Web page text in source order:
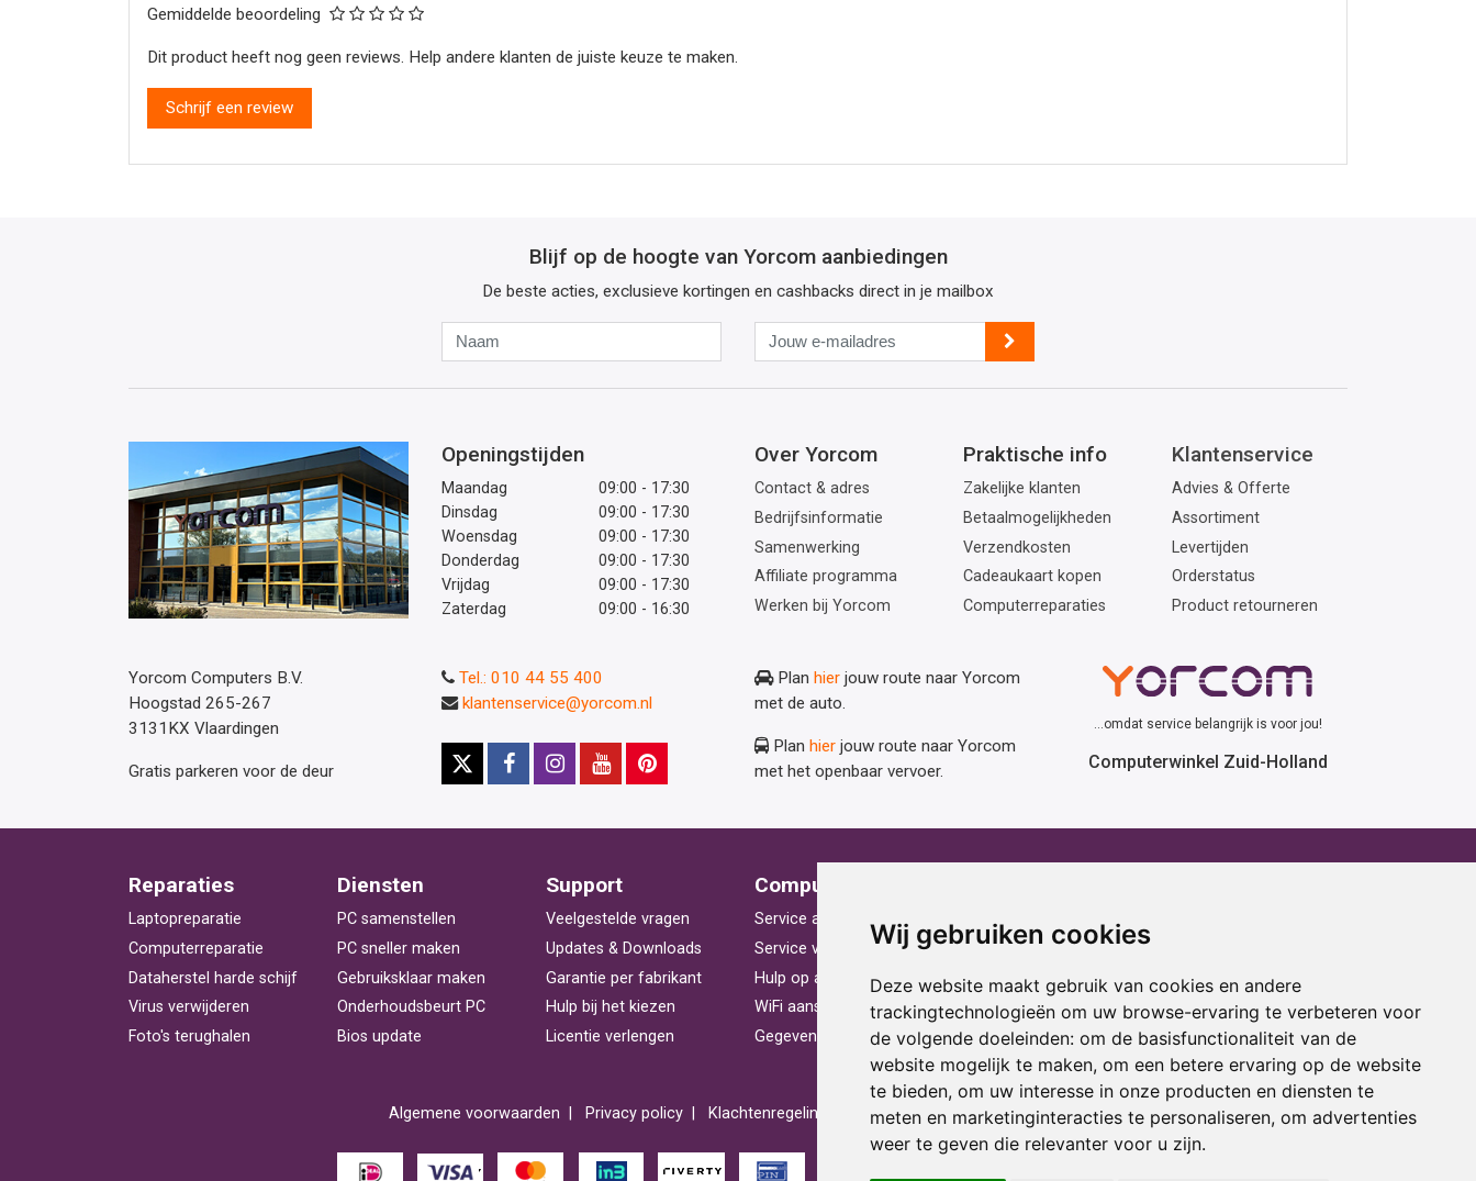
Wij gebruiken cookies
Deze website maakt gebruik van cookies en andere
trackingtechnologieën om uw browse-ervaring te verbeteren voor
de volgende doeleinden: om de basisfunctionaliteit van de
website mogelijk te maken, om een betere ervaring op de website
te bieden, om uw interesse in onze producten en diensten te
meten en marketinginteracties te personaliseren, om advertenties
weer te geven die relevanter voor u zijn.
Gemiddelde beoordeling
Dit product heeft nog geen reviews. Help andere klanten de juiste keuze te maken.
Schrijf een review
Blijf op de hoogte van Yorcom aanbiedingen
De beste acties, exclusieve kortingen en cashbacks direct in je mailbox
Jouw
e-
mailadres
Openingstijden
Maandag
09:00 - 17:30
Dinsdag
09:00 - 17:30
Woensdag
09:00 - 17:30
Donderdag
09:00 - 17:30
Vrijdag
09:00 - 17:30
Zaterdag
09:00 - 16:30
Over Yorcom
Contact & adres
Bedrijfsinformatie
Samenwerking
Affiliate programma
Werken bij Yorcom
Praktische info
Zakelijke klanten
Betaalmogelijkheden
Verzendkosten
Cadeaukaart kopen
Computerreparaties
Klantenservice
Advies & Offerte
Assortiment
Levertijden
Orderstatus
Product retourneren
Yorcom Computers B.V.
Hoogstad 265-267
3131KX Vlaardingen
Gratis parkeren voor de deur
Plan hier jouw route naar Yorcom
met de auto.
Plan hier jouw route naar Yorcom
met het openbaar vervoer.
Tel.: 010 44 55 400
klantenservice@yorcom.nl
...omdat service belangrijk is voor jou!
Computerwinkel Zuid-Holland
Reparaties
Laptopreparatie
Computerreparatie
Dataherstel harde schijf
Virus verwijderen
Foto's terughalen
Diensten
PC samenstellen
PC sneller maken
Gebruiksklaar maken
Onderhoudsbeurt PC
Bios update
Support
Veelgestelde vragen
Updates & Downloads
Garantie per fabrikant
Hulp bij het kiezen
Licentie verlengen
Computerhulp
Service aan huis
Service voor bedrijven
Hulp op afstand
WiFi aansluiten
Gegevens herstellen
Statafel huren
Laptop huren
Beamer huren
Racestoel huren
Projectiescherm huren
Cadeau ideeën
Print service
Kortingscode
Algemene voorwaarden Privacy policy Klachtenregeling Reviews Sponsoring Acties